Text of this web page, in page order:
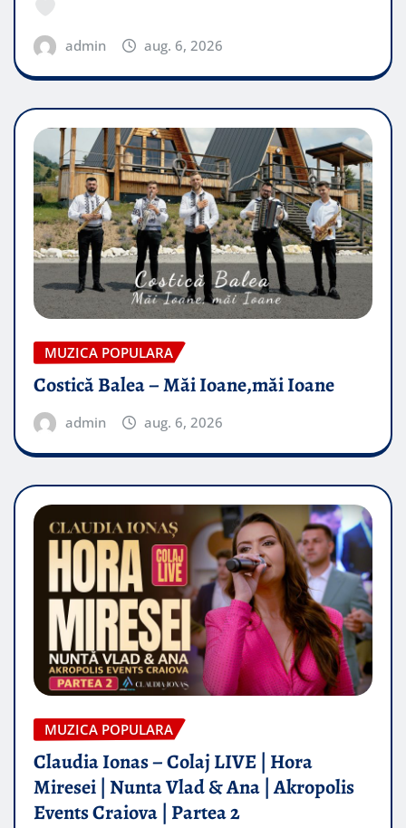
admin aug. 6, 2026
MUZICA POPULARA
Costică Balea – Măi Ioane,măi Ioane
admin aug. 6, 2026
MUZICA POPULARA
Claudia Ionas – Colaj LIVE | Hora
Miresei | Nunta Vlad & Ana | Akropolis
Events Craiova | Partea 2